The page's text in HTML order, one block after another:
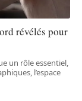
révélés pour
un rôle essentiel,
l’espace